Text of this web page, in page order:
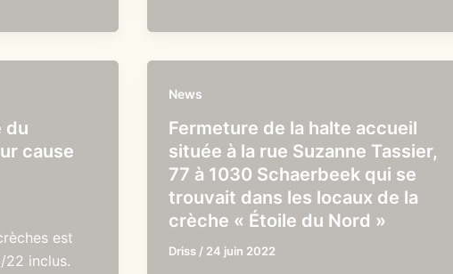
du
cause
est
22 inclus.
News
Fermeture de la halte accueil
située à la rue Suzanne Tassier,
77 à 1030 Schaerbeek qui se
trouvait dans les locaux de la
crèche « Étoile du Nord »
Driss / 24 juin 2022